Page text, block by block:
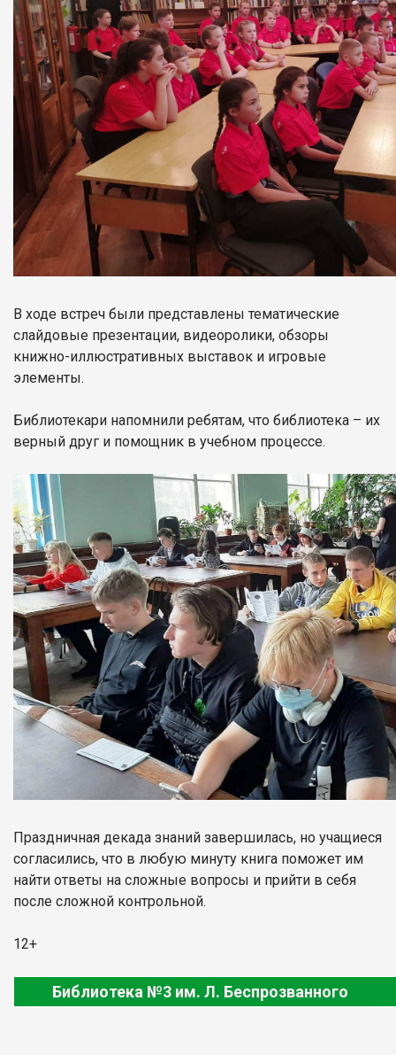
В ходе встреч были представлены тематические
слайдовые презентации, видеоролики, обзоры
книжно-иллюстративных выставок и игровые
элементы.
Библиотекари напомнили ребятам, что библиотека – их
верный друг и помощник в учебном процессе.
Праздничная декада знаний завершилась, но учащиеся
согласились, что в любую минуту книга поможет им
найти ответы на сложные вопросы и прийти в себя
после сложной контрольной.
12+
Библиотека №3 им. Л. Беспрозванного